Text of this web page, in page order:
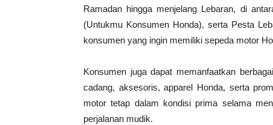
Ramadan hingga menjelang Lebaran, di
(Untukmu Konsumen Honda), serta Pesta
konsumen yang ingin memiliki sepeda motor
Konsumen juga dapat memanfaatkan
cadang, aksesoris, apparel Honda, serta
motor tetap dalam kondisi prima selama
perjalanan mudik.